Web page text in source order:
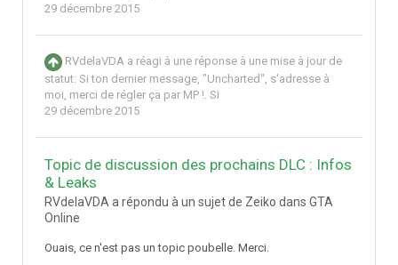
29 décembre 2015
RVdelaVDA a réagi à une réponse à une mise à jour de
statut: Si ton dernier message, "Uncharted", s'adresse à
moi, merci de régler ça par MP !. Si
29 décembre 2015
Topic de discussion des prochains DLC : Infos
& Leaks
RVdelaVDA a répondu à un sujet de Zeiko dans GTA
Online
Ouais, ce n'est pas un topic poubelle. Merci.